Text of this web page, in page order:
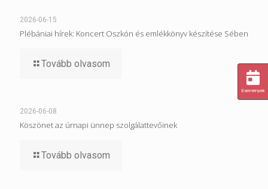
2026-06-15
Plébániai hírek: Koncert Oszkón és emlékkönyv készítése Sében
Tovább olvasom
2026-06-08
Köszönet az úrnapi ünnep szolgálattevőinek
Tovább olvasom
Események